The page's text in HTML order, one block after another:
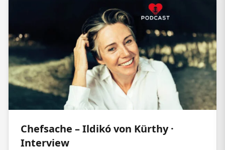
Chefsache – Ildikó von Kürthy ·
Interview